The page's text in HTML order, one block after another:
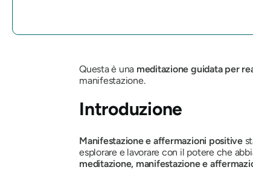
Questa è una meditazione guidata per
manifestazione.
Introduzione
Manifestazione e affermazioni positive
esplorare e lavorare con il potere che
meditazione, manifestazione e